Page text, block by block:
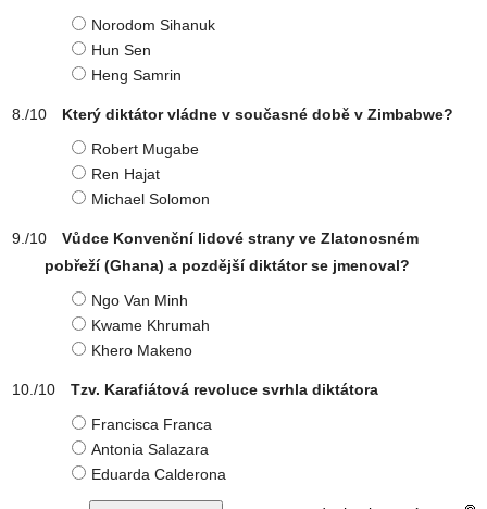
Norodom Sihanuk
Hun Sen
Heng Samrin
Který diktátor vládne v současné době v Zimbabwe?
Robert Mugabe
Ren Hajat
Michael Solomon
Vůdce Konvenční lidové strany ve Zlatonosném
pobřeží (Ghana) a pozdější diktátor se jmenoval?
Ngo Van Minh
Kwame Khrumah
Khero Makeno
Tzv. Karafiátová revoluce svrhla diktátora
Francisca Franca
Antonia Salazara
Eduarda Calderona